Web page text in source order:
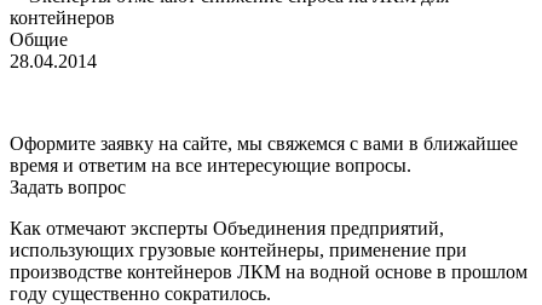
контейнеров
Общие
28.04.2014
Оформите заявку на сайте, мы свяжемся с вами в ближайшее
время и ответим на все интересующие вопросы.
Задать вопрос
Как отмечают эксперты Объединения предприятий,
использующих грузовые контейнеры, применение при
производстве контейнеров ЛКМ на водной основе в прошлом
году существенно сократилось.